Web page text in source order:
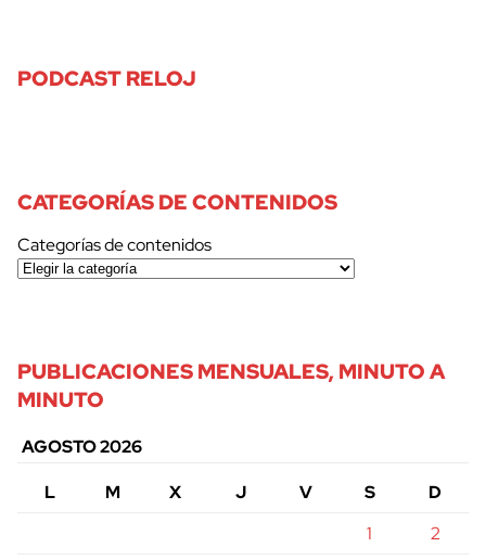
PODCAST RELOJ
CATEGORÍAS DE CONTENIDOS
Categorías de contenidos
PUBLICACIONES MENSUALES, MINUTO A
MINUTO
AGOSTO 2026
L
M X J V S
D
1
2